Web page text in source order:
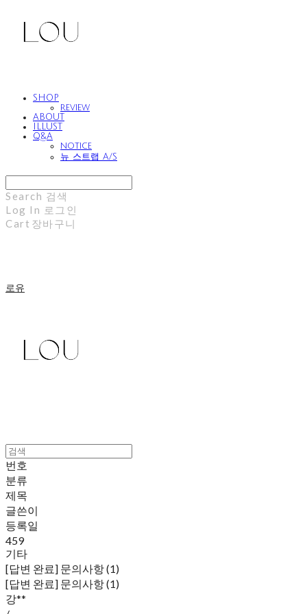
SHOP
review
ABOUT
ILLUST
Q&A
notice
뉴 스트랩 A/S
Search 검색
Log In 로그인
Cart 장바구니
로유
번호
분류
제목
글쓴이
등록일
459
기타
[답변 완료] 문의사항 (1)
[답변 완료] 문의사항 (1)
강**